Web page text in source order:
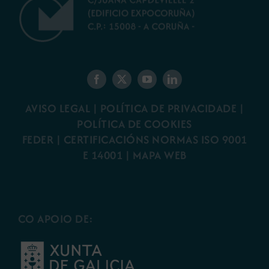
AVISO LEGAL | POLÍTICA DE PRIVACIDADE |
POLÍTICA DE COOKIES
FEDER | CERTIFICACIÓNS NORMAS ISO 9001
E 14001 | MAPA WEB
CO APOIO DE: